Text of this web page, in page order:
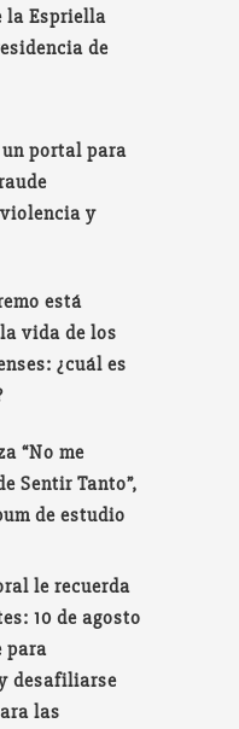
la Espriella
de
un portal para
y
está
vida de los
¿cuál es
“No me
Sentir Tanto”,
de estudio
le recuerda
10 de agosto
para
desafiliarse
las